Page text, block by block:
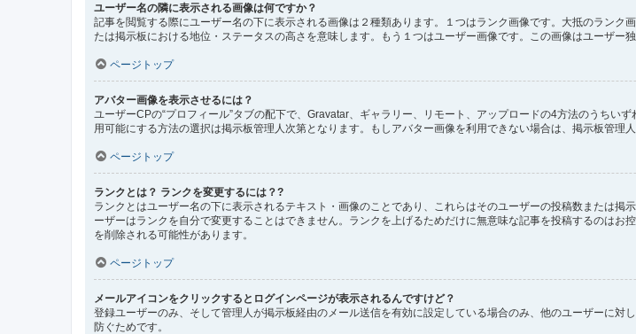
ユーザー名の隣に表示される画像は何ですか？
記事を閲覧する際にユーザー名の下に表示される画像は２種類あります。１つはランク画像です。大抵のラン
たは掲示板における地位・ステータスの高さを意味します。もう１つはユーザー画像です。この画像はユーザー
ページトップ
アバター画像を表示させるには？
ユーザーCPの“プロフィール”タブの配下で、Gravatar、ギャラリー、リモート、アップロードの4方法のうち
用可能にする方法の選択は掲示板管理人次第となります。もしアバター画像を利用できない場合は、掲示板管理人
ページトップ
ランクとは？ ランクを変更するには？?
ランクとはユーザー名の下に表示されるテキスト・画像のことであり、これらはそのユーザーの投稿数または
ーザーはランクを自分で変更することはできません。ランクを上げるためだけに無意味な記事を投稿するのは
を削除される可能性があります。
ページトップ
メールアイコンをクリックするとログインページが表示されるんですけど？
登録ユーザーのみ、そして管理人が掲示板経由のメール送信を有効に設定している場合のみ、他のユーザーに
防ぐためです。